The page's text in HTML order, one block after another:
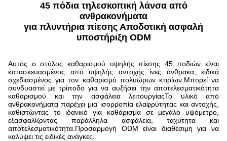
45 πόδια τηλεσκοπική λάνσα από
ανθρακονήματα
για πλυντήρια πίεσης Αποδοτική ασφαλή
υποστήριξη ODM
Αυτός ο στύλος καθαρισμού υψηλής πίεσης 45 ποδιών είναι
κατασκευασμένος από υψηλής αντοχής ίνες άνθρακα, ειδικά
σχεδιασμένος για τον καθαρισμό πολυώρων κτιρίων.Μπορεί να
συνδυαστεί με τρίποδο για να αυξήσει την αποτελεσματικότητα
καθαρισμού και την ασφάλεια λειτουργίαςΤο υλικό από
ανθρακονήματα παρέχει μια ισορροπία ελαφρύτητας και αντοχής,
καθιστώντας το ιδανικό για καθάρισμα σε μεγάλο υψόμετρο,
εξασφαλίζοντας παράλληλα ασφάλεια, ταχύτητα και
αποτελεσματικότητα.Προσαρμογή ODM είναι διαθέσιμη για να
καλύψει τις ειδικές ανάγκες.